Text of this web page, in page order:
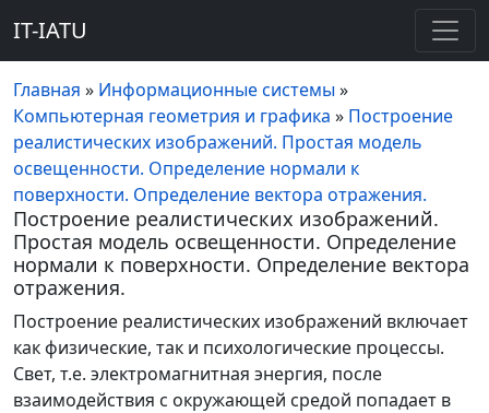
IT-IATU
Главная » Информационные системы»
Компьютерная геометрия и графика » Построение
реалистических изображений. Простая модель
освещенности. Определение нормали к
поверхности. Определение вектора отражения.
Построение реалистических изображений.
Простая модель освещенности. Определение
нормали к поверхности. Определение вектора
отражения.
Построение реалистических изображений включает
как физические, так и психологические процессы.
Свет, т.е. электромагнитная энергия, после
взаимодействия с окружающей средой попадает в